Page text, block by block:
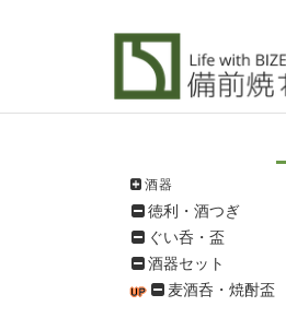
酒器
徳利・酒つぎ
ぐい呑・盃
酒器セット
麦酒呑・焼酎盃